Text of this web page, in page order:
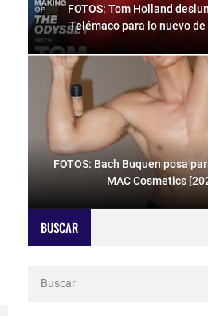
FOTOS: Tom Holland
Telémaco para lo nuevo de
FOTOS: Bach Buquen posa
MAC Cosmetics
BUSCAR